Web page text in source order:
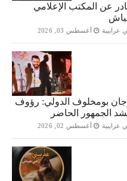
عن المكتب الإعلامي
أغسطس 03, 2026
بومخلوف الدولي: رؤوف
الجمهور الحاضر
أغسطس 02, 2026